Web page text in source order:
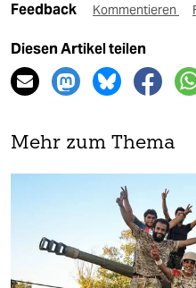
Feedback Kommentieren
Diesen Artikel teilen
Mehr zum Thema